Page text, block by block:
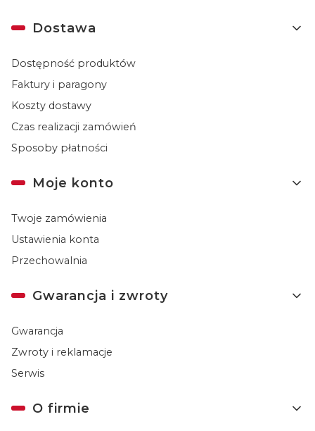
Dostawa
Dostępność produktów
Faktury i paragony
Koszty dostawy
Czas realizacji zamówień
Sposoby płatności
Moje konto
Twoje zamówienia
Ustawienia konta
Przechowalnia
Gwarancja i zwroty
Gwarancja
Zwroty i reklamacje
Serwis
O firmie